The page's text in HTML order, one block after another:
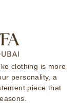
clothing is more
personality, a
piece that